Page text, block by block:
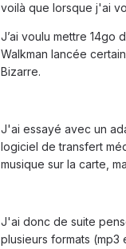
voilà que lorsque j'ai
J’ai voulu mettre 14go
Walkman lancée
Bizarre.
J'ai essayé avec un
logiciel de transfert
musique sur la carte,
J'ai donc de suite
plusieurs formats